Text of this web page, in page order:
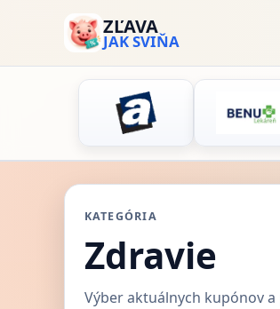
ZĽAVA
JAK SVIŇA
KATEGÓRIA
Zdravie
Výber aktuálnych kupónov